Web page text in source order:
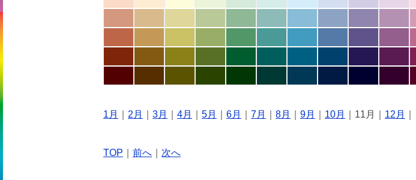
1月 2月 3月 4月 5月 6月 7月 8月 9月 10月 ｜11月｜ 12月
TOP 前へ 次へ